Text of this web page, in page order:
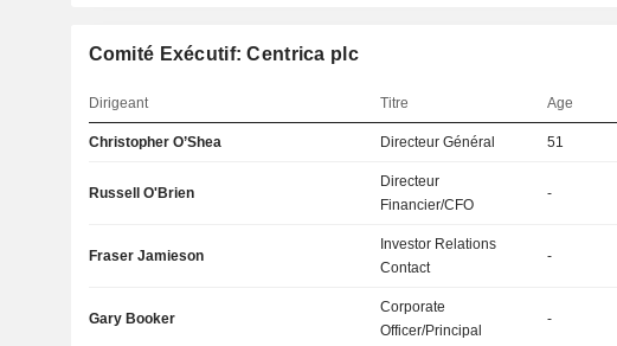
Comité Exécutif: Centrica plc
Dirigeant Titre Age
Christopher O’Shea Directeur Général 51
Russell O'Brien
Directeur
Financier/CFO
-
Fraser Jamieson
Investor Relations
Contact
-
Gary Booker
Corporate
Officer/Principal
-